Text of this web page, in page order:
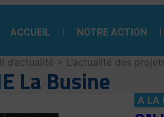
ACCUEIL NOTRE ACTION
d’actualité > L’actualité des
La Busine
A LA